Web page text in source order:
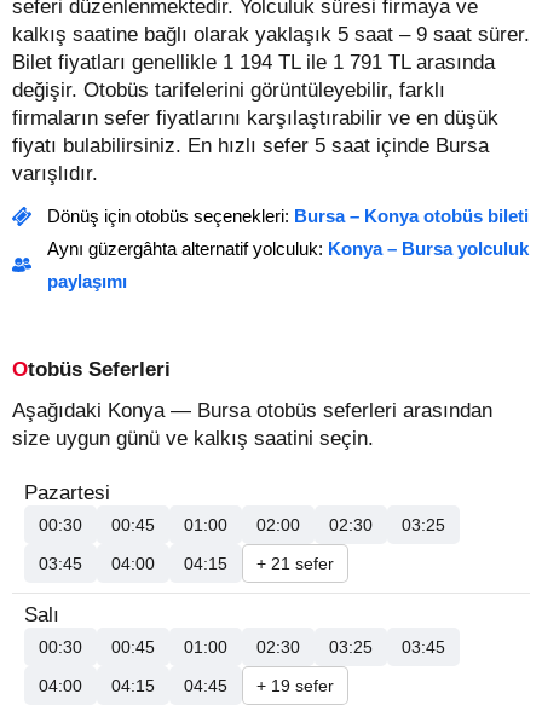
seferi düzenlenmektedir. Yolculuk süresi firmaya ve
kalkış saatine bağlı olarak yaklaşık 5 saat – 9 saat sürer.
Bilet fiyatları genellikle 1 194 TL ile 1 791 TL arasında
değişir. Otobüs tarifelerini görüntüleyebilir, farklı
firmaların sefer fiyatlarını karşılaştırabilir ve en düşük
fiyatı bulabilirsiniz. En hızlı sefer 5 saat içinde Bursa
varışlıdır.
Dönüş için otobüs seçenekleri: Bursa – Konya otobüs bileti
Aynı güzergâhta alternatif yolculuk: Konya – Bursa yolculuk
paylaşımı
Otobüs Seferleri
Aşağıdaki Konya — Bursa otobüs seferleri arasından
size uygun günü ve kalkış saatini seçin.
Pazartesi
00:30 00:45 01:00 02:00 02:30
03:25
03:45
04:00 04:15 + 21 sefer
Salı
00:30 00:45 01:00 02:30 03:25
03:45
04:00
04:15 04:45 + 19 sefer